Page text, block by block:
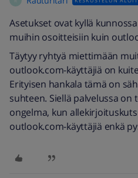
Asetukset ovat kyllä
muihin osoitteisiin kuin
Täytyy ryhtyä miettimään
outlook.com-käyttäjiä on
Erityisen hankala tämä on
suhteen. Siellä palvelussa on
ongelma, kun
outlook.com-käyttäjiä enkä